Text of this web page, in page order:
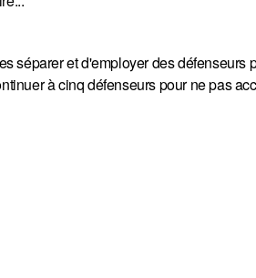
séparer et d'employer des défenseurs
à cinq défenseurs pour ne pas